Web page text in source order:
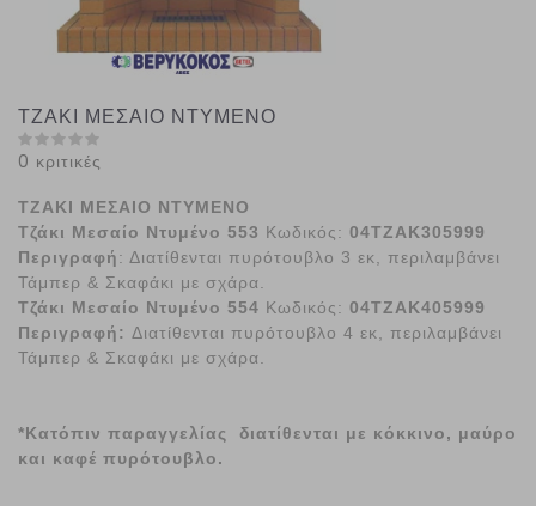
ΤΖΑΚΙ ΜΕΣΑΙΟ ΝΤΥΜΕΝΟ
0 κριτικές
ΤΖΑΚΙ ΜΕΣΑΙΟ ΝΤΥΜΕΝΟ
Τζάκι Μεσαίο Ντυμένο 553 Κωδικός: 04ΤΖΑΚ305999
Περιγραφή: Διατίθενται πυρότουβλο 3 εκ, περιλαμβάνει
Τάμπερ & Σκαφάκι με σχάρα.
Τζάκι Μεσαίο Ντυμένο 554 Κωδικός: 04ΤΖΑΚ405999
Περιγραφή: Διατίθενται πυρότουβλο 4 εκ, περιλαμβάνει
Τάμπερ & Σκαφάκι με σχάρα.
*Κατόπιν παραγγελίας διατίθενται με κόκκινο, μαύρο
και καφέ πυρότουβλο.